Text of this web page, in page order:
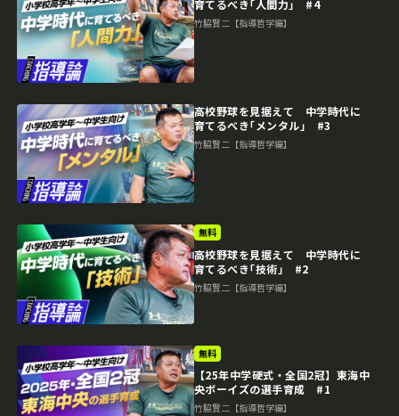
育てるべき｢人間力｣ #4
竹脇賢二【指導哲学編】
高校野球を見据えて 中学時代に
育てるべき｢メンタル｣ #3
竹脇賢二【指導哲学編】
無料
高校野球を見据えて 中学時代に
育てるべき｢技術｣ #2
竹脇賢二【指導哲学編】
無料
【25年中学硬式・全国2冠】東海中
央ボーイズの選手育成 #1
竹脇賢二【指導哲学編】